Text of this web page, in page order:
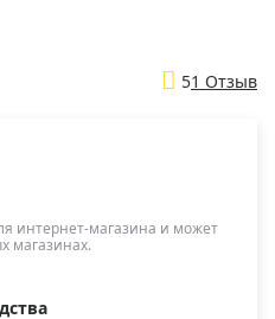
51 Отзыв
интернет-магазина и может
магазинах.